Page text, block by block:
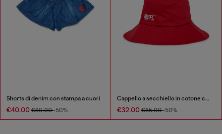
Shorts di denim con stampa a cuori
€40.00 €80.00-50%
Cappello a secchiello in cotone con ampia tesa
€32.00 €65.00-50%